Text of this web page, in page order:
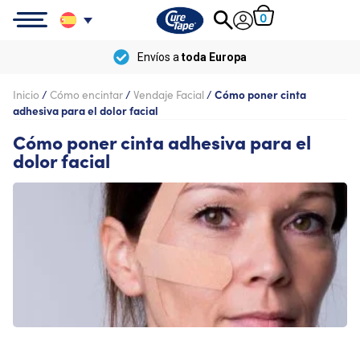
0
Envíogratisa partir de
Inicio / Cómo encintar/ Vendaje Facial / Cómo poner cinta
adhesiva para el dolor facial
Cómo poner cinta adhesiva para el
dolor facial